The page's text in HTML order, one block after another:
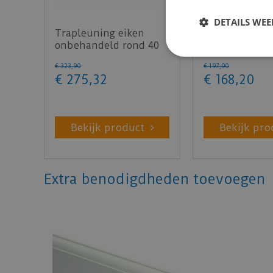
Trapleuning eiken
onbehandeld rond 40
€ 323,90
€ 275,32
Bekijk product
cm
€ 197,90
€ 168,20
Bekijk
Extra benodigdheden toevoegen
DETAILS